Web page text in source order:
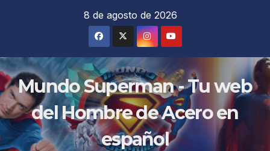
8 de agosto de 2026
Mundo Superman - Tu web
del Hombre de Acero en
español